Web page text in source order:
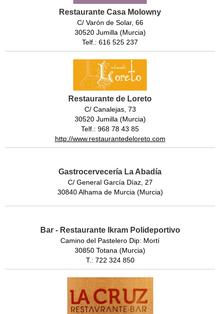
Restaurante Casa Molowny
C/ Varón de Solar, 66
30520 Jumilla (Murcia)
Telf.: 616 525 237
Restaurante de Loreto
C/ Canalejas, 73
30520 Jumilla (Murcia)
Telf.: 968 78 43 85
http://www.restaurantedeloreto.com
Gastrocervecería La Abadía
C/ General García Díaz, 27
30840 Alhama de Murcia (Murcia)
Bar - Restaurante Ikram Polideportivo
Camino del Pastelero Dip: Mortí
30850 Totana (Murcia)
T.: 722 324 850